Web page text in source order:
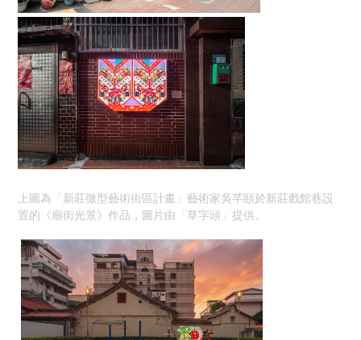
上圖為「新莊微型藝術街區計畫」藝術家吳芊頤於新莊戲館巷設
置的《廟街光景》作品，圖片由「草字頭」提供。